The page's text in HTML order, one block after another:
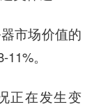
市场价值的
。
正在发生变